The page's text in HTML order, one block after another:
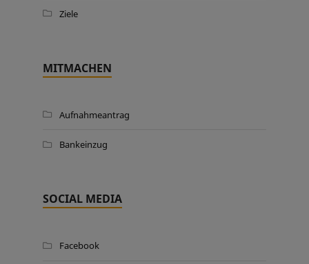
Ziele
MITMACHEN
Aufnahmeantrag
Bankeinzug
SOCIAL MEDIA
Facebook